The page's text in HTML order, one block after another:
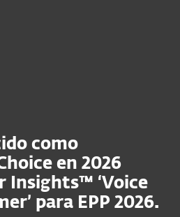
como
en 2026
Insights™ ‘Voice
para EPP 2026.